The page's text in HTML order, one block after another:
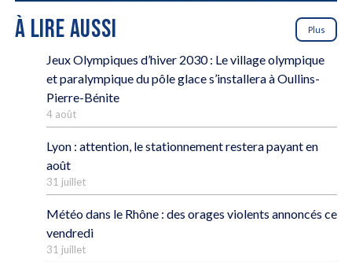
À LIRE AUSSI Plus
Jeux Olympiques d’hiver 2030 : Le village olympique
et paralympique du pôle glace s’installera à Oullins-
Pierre-Bénite
4 août
Lyon : attention, le stationnement restera payant en
août
31 juillet
Météo dans le Rhône : des orages violents annoncés ce
vendredi
31 juillet